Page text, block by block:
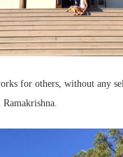
for others, without any